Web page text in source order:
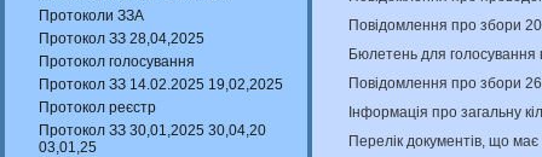
Протоколи ЗЗА
Протокол ЗЗ 28,04,2025
Протокол голосування
Протокол ЗЗ 14.02.2025 19,02,2025
Протокол реєстр
Протокол ЗЗ 30,01,2025 30,04,20
03,01,25
Повідомлення про збори
Бюлетень для
Повідомлення про збори
Інформація про загальну
Перелік документів, що